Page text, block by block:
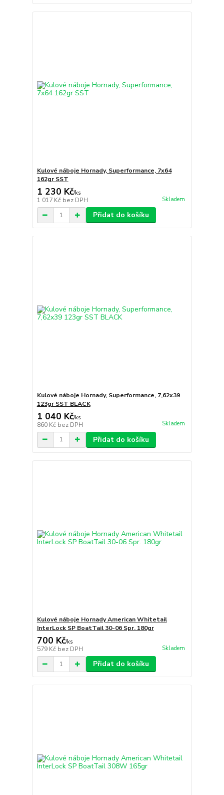
Kulové náboje Hornady, Superformance, 7x64
162gr SST
1 230 Kč/ks
1 017 Kč bez DPH Skladem
Přidat do košíku
Kulové náboje Hornady, Superformance, 7,62x39
123gr SST BLACK
1 040 Kč/ks
860 Kč bez DPH Skladem
Přidat do košíku
Kulové náboje Hornady American Whitetail
InterLock SP BoatTail 30-06 Spr. 180gr
700 Kč/ks
579 Kč bez DPH Skladem
Přidat do košíku